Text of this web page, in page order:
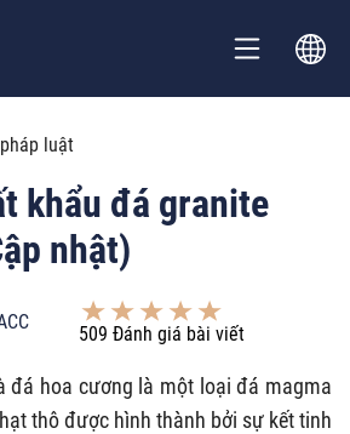
luật
khẩu đá granite
nhật)
509 Đánh giá bài viết
đá hoa cương là một loại đá magma
thô được hình thành bởi sự kết tinh